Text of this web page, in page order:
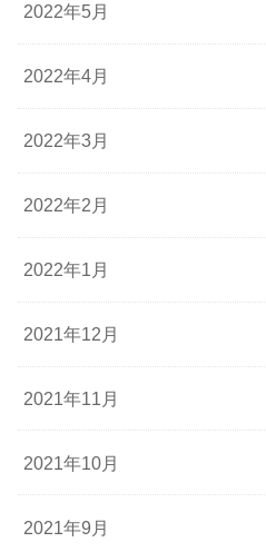
2022年5月
2022年4月
2022年3月
2022年2月
2022年1月
2021年12月
2021年11月
2021年10月
2021年9月